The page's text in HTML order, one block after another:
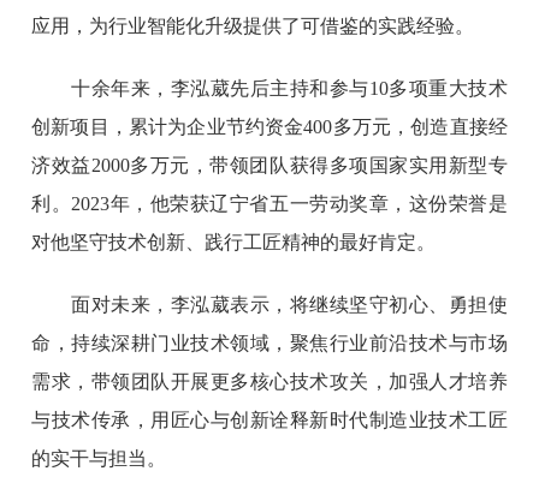
应用，为行业智能化升级提供了可借鉴的实践经验。
十余年来，李泓葳先后主持和参与10多项重大技术
创新项目，累计为企业节约资金400多万元，创造直接经
济效益2000多万元，带领团队获得多项国家实用新型专
利。2023年，他荣获辽宁省五一劳动奖章，这份荣誉是
对他坚守技术创新、践行工匠精神的最好肯定。
面对未来，李泓葳表示，将继续坚守初心、勇担使
命，持续深耕门业技术领域，聚焦行业前沿技术与市场
需求，带领团队开展更多核心技术攻关，加强人才培养
与技术传承，用匠心与创新诠释新时代制造业技术工匠
的实干与担当。